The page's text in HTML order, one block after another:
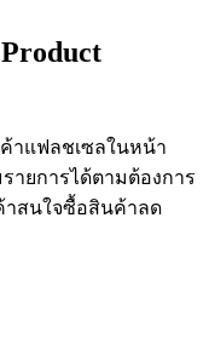
ค้าแฟลชเซลในหน้า
ายการได้ตามต้องการ
าสนใจซื้อสินค้าลด